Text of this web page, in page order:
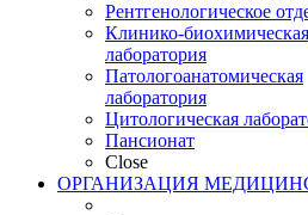
Рентгенологическое
Клинико-биохимическая
лаборатория
Патологоанатомическая
лаборатория
Цитологическая
Пансионат
Close
ОРГАНИЗАЦИЯ